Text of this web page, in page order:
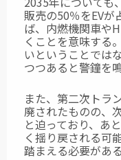
販売の50％をEVが
ば、内燃機関車や
くことを意味する
いということでは
つつあると警鐘を鳴
また、第二次トラ
廃されたものの、
と迫っており、あ
く揺り戻される可
踏まえる必要がある